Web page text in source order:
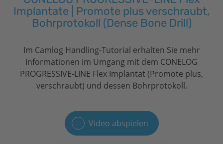
Implantate | Promote plus verschraubt,
Bohrprotokoll (Dense Bone Drill)
Im Camlog Handling-Tutorial erhalten Sie mehr
Informationen im Umgang mit dem CONELOG
PROGRESSIVE-LINE Flex Implantat (Promote plus,
verschraubt) und dessen Bohrprotokoll.
Video abspielen